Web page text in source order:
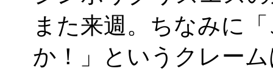
また来週。ちなみに
か！」というクレー